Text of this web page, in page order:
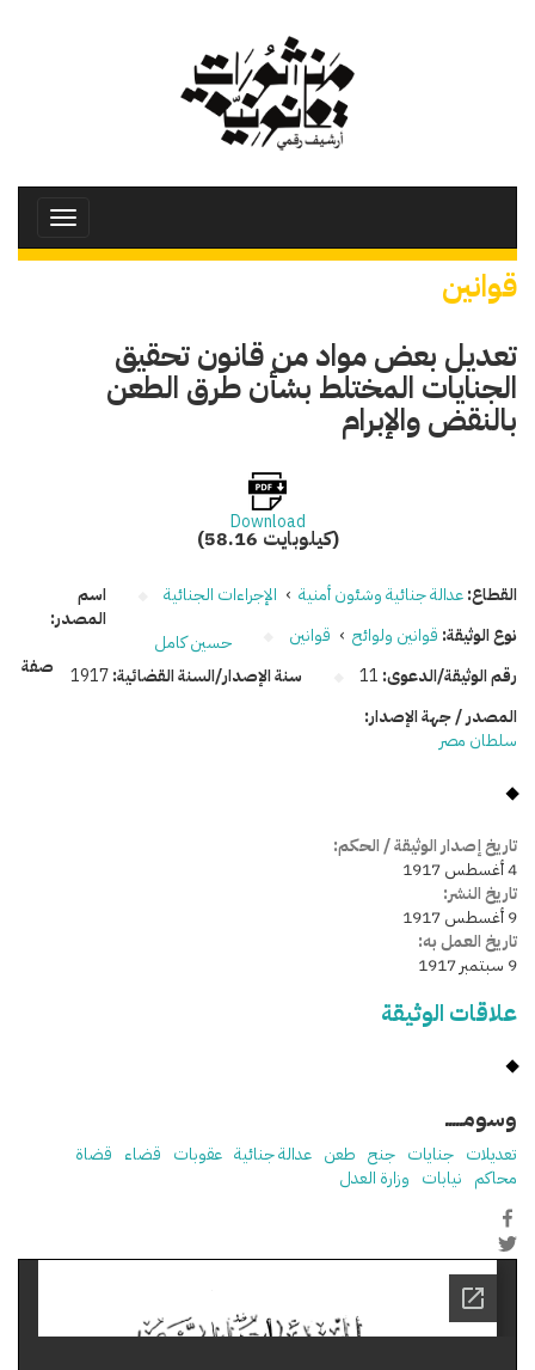
Toggle
قوانين
تعديل بعض مواد من قانون تحقيق
الجنايات المختلط بشأن طرق الطعن
بالنقض والإبرام
Download
(58.16 كيلوبايت)
القطاع:عدالة جنائية وشئون أمنية › الإجراءات الجنائية
نوع الوثيقة: قوانين ولوائح › قوانين
رقم الوثيقة/الدعوى: 11 سنة الإصدار/السنة القضائية:1917
اسم
المصدر:
حسين كامل
صفة
المصدر / جهة الإصدار:
سلطان مصر
تاريخ إصدار الوثيقة / الحكم:
4 أغسطس 1917
تاريخ النشر:
9 أغسطس 1917
تاريخ العمل به:
9 سبتمبر 1917
علاقات الوثيقة
وسومـــــ
تعديلات جنايات جنح طعن عدالة جنائية عقوبات قضاء قضاة
محاكم نيابات وزارة العدل